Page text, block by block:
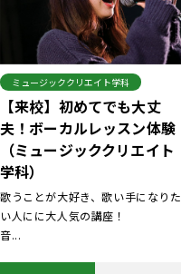
ミュージッククリエイト学科
【来校】初めてでも大丈
夫！ボーカルレッスン体験
（ミュージッククリエイト
学科）
歌うことが大好き、歌い手になりた
い人にに大人気の講座！
音...